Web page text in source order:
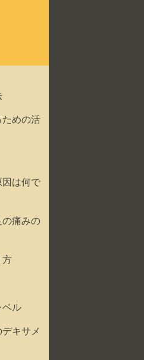
ための活
は何で
痛みの
方
ベル
キサメ